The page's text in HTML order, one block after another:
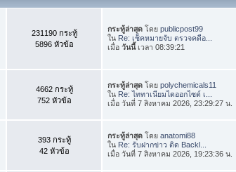
231190 กระทู้
5896 หัวข้อ
กระทู้ล่าสุด โดยpublicpost99
ใน Re: เช็คหมายจับ ตรวจคดีอ...
เมื่อวันนี้เวลา 08:39:21
4662 กระทู้
752 หัวข้อ
กระทู้ล่าสุด โดยpolychemicals11
ใน Re: ไททาเนียมไดออกไซด์ เ...
เมื่อ วันที่ 7 สิงหาคม 2026, 23:29:27 น.
393 กระทู้
42 หัวข้อ
กระทู้ล่าสุด โดยanatomi88
ใน Re: รับฝากข่าว ติด Backl...
เมื่อ วันที่ 7 สิงหาคม 2026, 19:23:36 น.